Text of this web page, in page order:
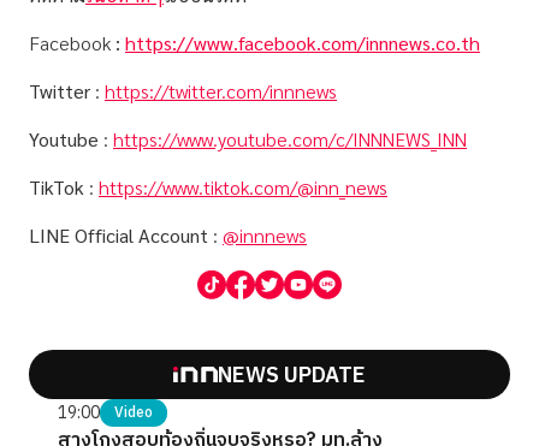
Facebook : https://www.facebook.com/innnews.co.th
Twitter : https://twitter.com/innnews
Youtube : https://www.youtube.com/c/INNNEWS_INN
TikTok : https://www.tiktok.com/@inn_news
LINE Official Account : @innnews
NEWS UPDATE
19:00 Video